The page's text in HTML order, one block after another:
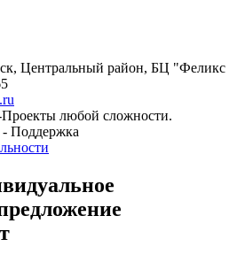
Центральный район, БЦ "Феликс
любой сложности.
- Поддержка